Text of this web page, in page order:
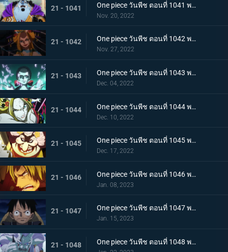
21 - 1041 One piece วันพีช ตอนที่ 1041 พากย์ไทย ยอดศึกตัดสินสัตว์ประหลาด! ยามาโตะกับแฟรงกี้
Nov. 20, 2022
21 - 1042 One piece วันพีช ตอนที่ 1042 พากย์ไทย กับดักของผู้ล่า การยั่วยวนของแบล็คมาเรีย
Nov. 27, 2022
21 - 1043 One piece วันพีช ตอนที่ 1043 พากย์ไทย สะบั้นฝันร้าย บรู๊คดึงดาบน้ำแข็งออกจากฝัก
Dec. 04, 2022
21 - 1044 One piece วันพีช ตอนที่ 1044 พากย์ไทย คลัตช์ โรบินสวมอวตารปีศาจ
Dec. 10, 2022
21 - 1045 One piece วันพีช ตอนที่ 1045 พากย์ไทย คำสาป ภัยร้ายคืบคลานหาคิดกับโซโล
Dec. 17, 2022
21 - 1046 One piece วันพีช ตอนที่ 1046 พากย์ไทย เดิมพันใหญ่จะหัวหรือก้อย ปีกคู่ออกโรง
Jan. 08, 2023
21 - 1047 One piece วันพีช ตอนที่ 1047 พากย์ไทย จงปีนขึ้นไปสู้รุ่งอรุณ! มังกรสีชมพูอาละวาด
Jan. 15, 2023
21 - 1048 One piece วันพีช ตอนที่ 1048 พากย์ไทย ไปสู่อนาคต! คำสาบานของยามาโตะกับสุดยอดนักดาบ